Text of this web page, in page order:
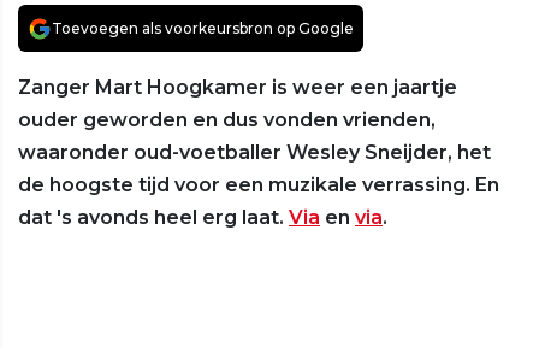
Toevoegen als voorkeursbron op Google
Zanger Mart Hoogkamer is weer een jaartje
ouder geworden en dus vonden vrienden,
waaronder oud-voetballer Wesley Sneijder, het
de hoogste tijd voor een muzikale verrassing. En
dat 's avonds heel erg laat. Via en via.